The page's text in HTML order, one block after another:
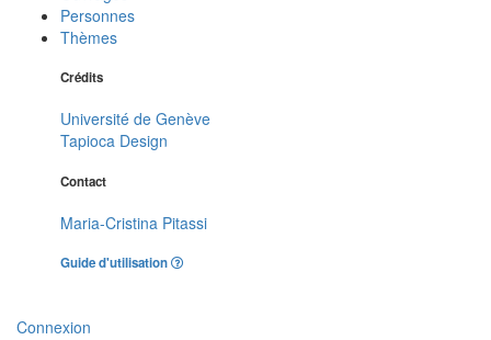
Personnes
Thèmes
Crédits
Université de Genève
Tapioca Design
Contact
Maria-Cristina Pitassi
Guide d'utilisation
Connexion